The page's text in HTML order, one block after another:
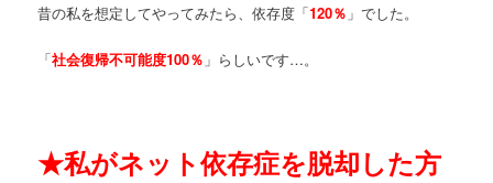
昔の私を想定してやってみたら、依存度「120％ 」でした。
「社会復帰不可能度100％ 」らしいです…。
★私がネット依存症を脱却した方